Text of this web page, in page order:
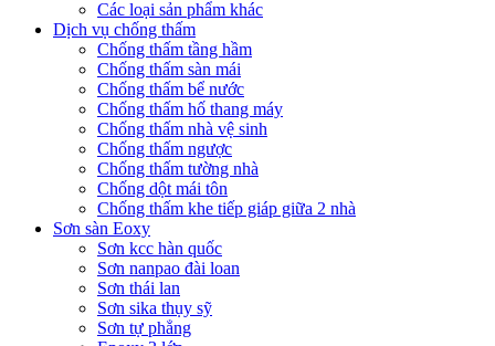
Các loại sản phẩm khác
Dịch vụ chống thấm
Chống thấm tầng hầm
Chống thấm sàn mái
Chống thấm bể nước
Chống thấm hố thang máy
Chống thấm nhà vệ sinh
Chống thấm ngược
Chống thấm tường nhà
Chống dột mái tôn
Chống thấm khe tiếp giáp giữa 2 nhà
Sơn sàn Eoxy
Sơn kcc hàn quốc
Sơn nanpao đài loan
Sơn thái lan
Sơn sika thụy sỹ
Sơn tự phẳng